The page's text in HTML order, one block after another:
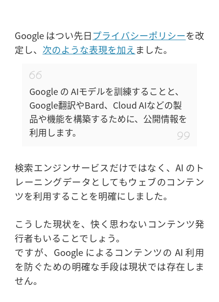
Google はつい先日プライバシーポリシーを改
定し、 次のような表現を加え ました。
Google の AIモデルを訓練することと、
Google翻訳やBard、Cloud AIなどの製
品や機能を構築するために、公開情報を
利用します。
検索エンジンサービスだけではなく、AI のト
レーニングデータとしてもウェブのコンテン
ツを利用することを明確にしました。
こうした現状を、快く思わないコンテンツ発
行者もいることでしょう。
ですが、Google によるコンテンツの AI 利用
を防ぐための明確な手段は現状では存在しま
せん。